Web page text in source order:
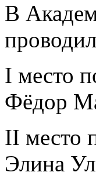
В
I место
Фёдор
II место
Элина